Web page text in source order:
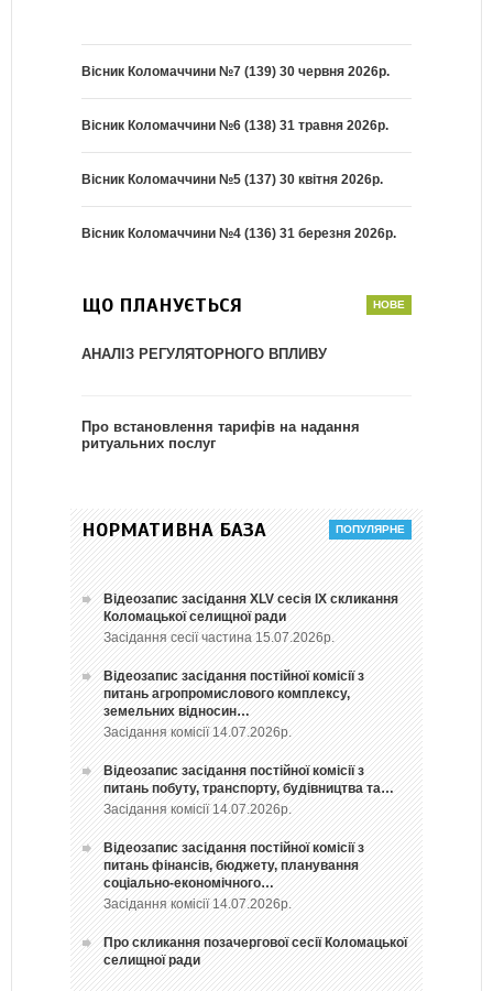
Вісник Коломаччини №7 (139) 30 червня 2026р.
Вісник Коломаччини №6 (138) 31 травня 2026р.
Вісник Коломаччини №5 (137) 30 квітня 2026р.
Вісник Коломаччини №4 (136) 31 березня 2026р.
ЩО ПЛАНУЄТЬСЯ
АНАЛІЗ РЕГУЛЯТОРНОГО ВПЛИВУ
Про встановлення тарифів на надання
ритуальних послуг
НОРМАТИВНА БАЗА
Відеозапис засідання ХLV сесія ІХ скликання
Коломацької селищної ради
Засідання сесії частина 15.07.2026р.
Відеозапис засідання постійної комісії з
питань агропромислового комплексу,
земельних відносин…
Засідання комісії 14.07.2026р.
Відеозапис засідання постійної комісії з
питань побуту, транспорту, будівництва та…
Засідання комісії 14.07.2026р.
Відеозапис засідання постійної комісії з
питань фінансів, бюджету, планування
соціально-економічного…
Засідання комісії 14.07.2026р.
Про скликання позачергової сесії Коломацької
селищної ради